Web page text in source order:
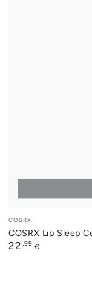
Verkäufer/in:
COSRX
COSRX Lip Sleep
Regulärer
22 ,99 €